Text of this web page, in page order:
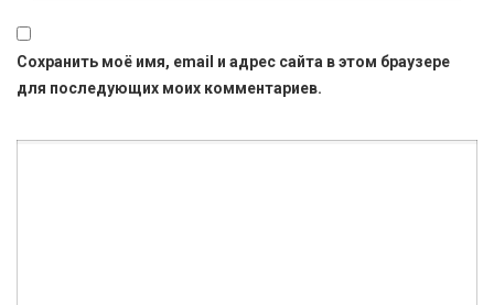
Сохранить моё имя, email и адрес сайта в этом браузере
для последующих моих комментариев.